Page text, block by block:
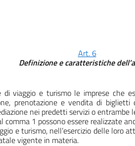
Art. 6
Definizione e caratteristiche
e turismo le imprese che
prenotazione e vendita di
nei predetti servizi o entrambe
1 possono essere realizzate
e turismo, nell’esercizio delle loro
vigente in materia.